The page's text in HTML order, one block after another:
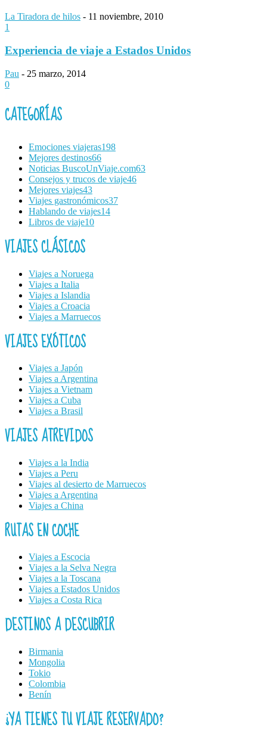
La Tiradora de hilos - 11 noviembre, 2010
1
Experiencia de viaje a Estados Unidos
Pau - 25 marzo, 2014
0
CATEGORÍAS
Emociones viajeras198
Mejores destinos66
Noticias BuscoUnViaje.com63
Consejos y trucos de viaje46
Mejores viajes43
Viajes gastronómicos37
Hablando de viajes14
Libros de viaje10
VIAJES CLÁSICOS
Viajes a Noruega
Viajes a Italia
Viajes a Islandia
Viajes a Croacia
Viajes a Marruecos
VIAJES EXÓTICOS
Viajes a Japón
Viajes a Argentina
Viajes a Vietnam
Viajes a Cuba
Viajes a Brasil
VIAJES ATREVIDOS
Viajes a la India
Viajes a Peru
Viajes al desierto de Marruecos
Viajes a Argentina
Viajes a China
RUTAS EN COCHE
Viajes a Escocia
Viajes a la Selva Negra
Viajes a la Toscana
Viajes a Estados Unidos
Viajes a Costa Rica
DESTINOS A DESCUBRIR
Birmania
Mongolia
Tokio
Colombia
Benín
¿YA TIENES TU VIAJE RESERVADO?